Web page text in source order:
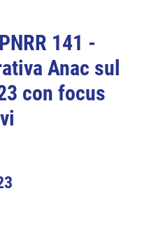
141 -
Anac sul
con focus